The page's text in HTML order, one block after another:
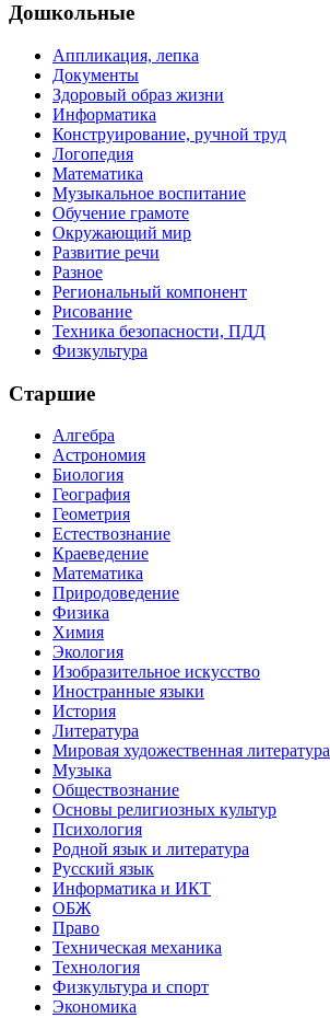
Дошкольные
Аппликация, лепка
Документы
Здоровый образ жизни
Информатика
Конструирование, ручной труд
Логопедия
Математика
Музыкальное воспитание
Обучение грамоте
Окружающий мир
Развитие речи
Разное
Региональный компонент
Рисование
Техника безопасности, ПДД
Физкультура
Старшие
Алгебра
Астрономия
Биология
География
Геометрия
Естествознание
Краеведение
Математика
Природоведение
Физика
Химия
Экология
Изобразительное искусство
Иностранные языки
История
Литература
Мировая художественная литература
Музыка
Обществознание
Основы религиозных культур
Психология
Родной язык и литература
Русский язык
Информатика и ИКТ
ОБЖ
Право
Техническая механика
Технология
Физкультура и спорт
Экономика